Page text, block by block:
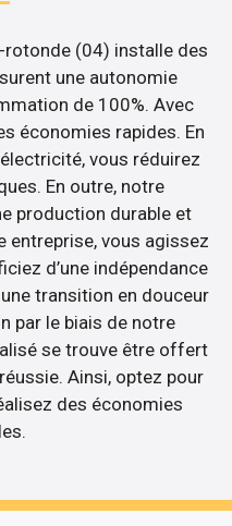
(04) installe des
une autonomie
de 100%. Avec
économies rapides. En
vous réduirez
En outre, notre
production durable et
entreprise, vous agissez
d’une indépendance
transition en douceur
par le biais de notre
se trouve être offert
Ainsi, optez pour
des économies